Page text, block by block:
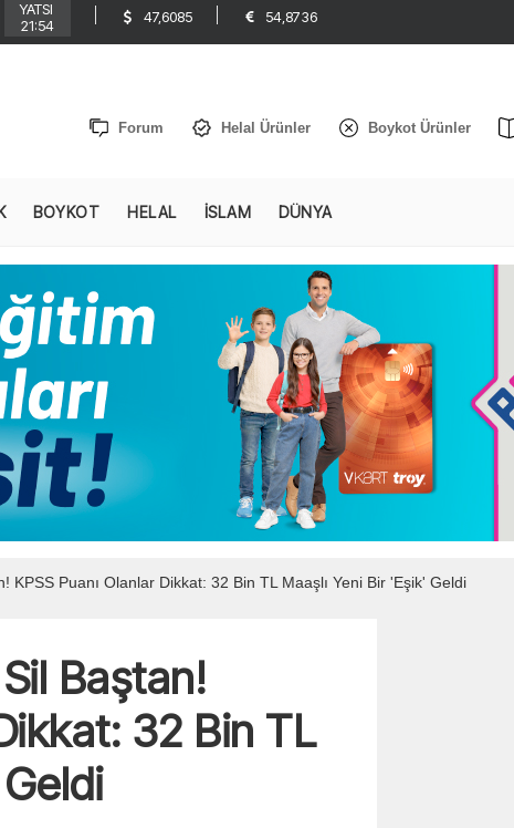
YATSI
21:54
47,6085 54,8736
Forum Helal Ürünler Boykot Ürünler
BOYKOT HELAL İSLAM DÜNYA
KPSS Puanı Olanlar Dikkat: 32 Bin TL Maaşlı Yeni Bir 'Eşik' Geldi
Baştan!
32 Bin TL